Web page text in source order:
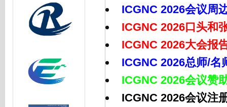
ICGNC 2026会议周
ICGNC 2026口头和
ICGNC 2026大会报
ICGNC 2026总师/名
ICGNC 2026会议赞
ICGNC 2026会议注